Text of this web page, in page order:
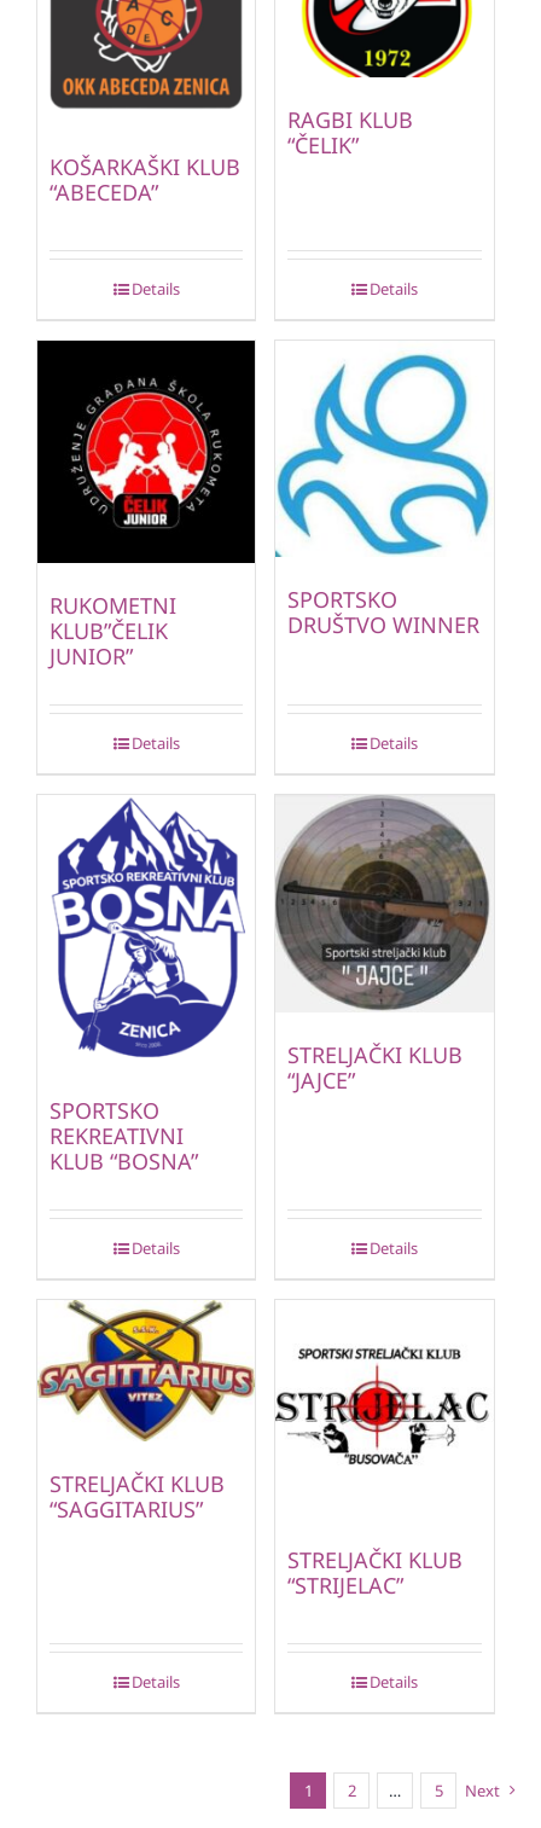
KOŠARKAŠKI KLUB
“ABECEDA”
Details
RAGBI KLUB
“ČELIK”
Details
RUKOMETNI
KLUB”ČELIK
JUNIOR”
Details
SPORTSKO
DRUŠTVO WINNER
Details
SPORTSKO
REKREATIVNI
KLUB “BOSNA”
Details
STRELJAČKI KLUB
“JAJCE”
Details
STRELJAČKI KLUB
“SAGGITARIUS”
Details
STRELJAČKI KLUB
“STRIJELAC”
Details
1 2 … 5 Next